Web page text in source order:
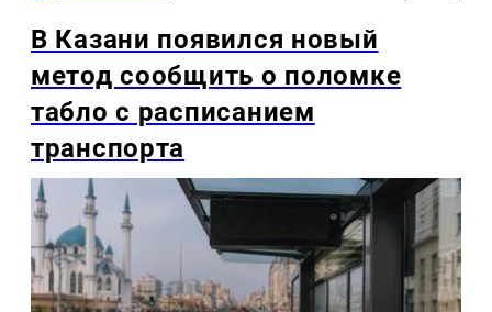
В Казани появился новый
метод сообщить о поломке
табло с расписанием
транспорта